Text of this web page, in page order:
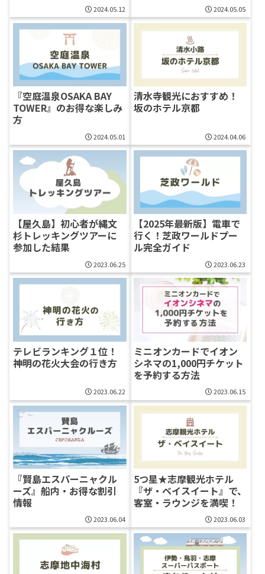
2024.05.12 2024.05.05
『空庭温泉OSAKA BAY
TOWER』のお得な楽しみ
方
2024.05.01
清水寺観光におすすめ！
坂のホテル京都
2024.04.06
【屋久島】初心者が縄文
杉トレッキングツアーに
参加した結果
2023.06.25
【2025年最新版】電車で
行く！芝政ワールドプー
ル完全ガイド
2023.06.23
テレビランキング１位！
神明の花火大会の行き方
2023.06.22
ミニオンカードでイオン
シネマの1,000円チケット
を予約する方法
2023.06.15
『賢島エスパーニャクル
ーズ』船内・お得な割引
情報
2023.06.04
5つ星★志摩観光ホテル
『ザ・ベイスイート』で、
客室・ラウンジを満喫！
2023.06.03